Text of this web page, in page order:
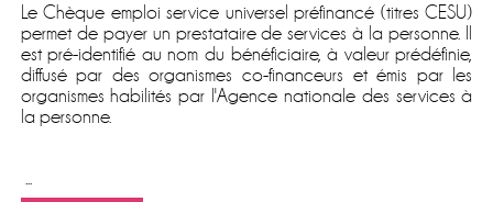
LeChèque emploi service universel préfinancé (titres CESU)
permet de payer un prestataire de services à la personne. Il
est pré-identifié au nom du bénéficiaire, à valeur prédéfinie,
diffusé par des organismes co-financeurs et émis par les
organismes habilités par l'Agence nationale des services à
la personne.